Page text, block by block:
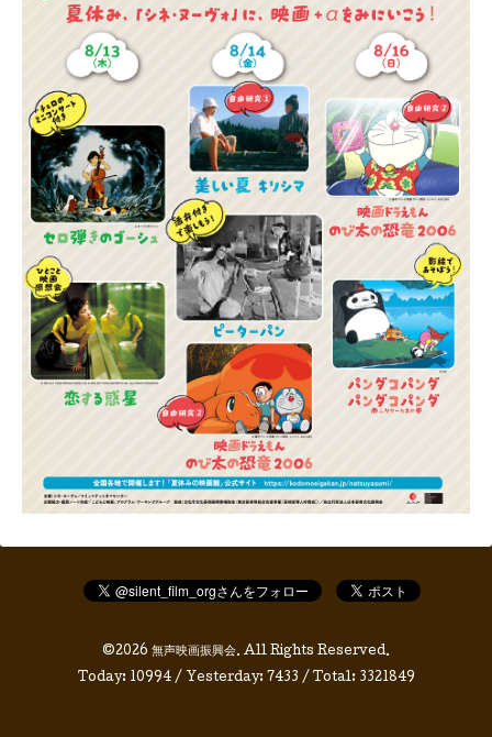
©2026 無声映画振興会. All Rights Reserved.
Today: 10994/ Yesterday: 7433 / Total: 3321849